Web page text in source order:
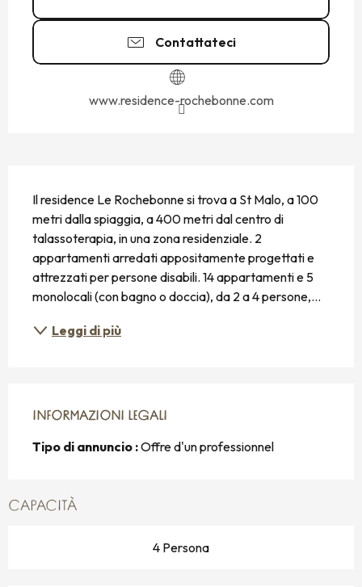
Contattateci
www.residence-rochebonne.com
Il residence Le Rochebonne si trova a St Malo, a 100
metri dalla spiaggia, a 400 metri dal centro di
talassoterapia, in una zona residenziale. 2
appartamenti arredati appositamente progettati e
attrezzati per persone disabili. 14 appartamenti e 5
monolocali (con bagno o doccia), da 2 a 4 persone,...
Leggi di più
INFORMAZIONI LEGALI
INFORMAZIONI LEGALI
Tipo di annuncio :Offre d'un professionnel
CAPACITÀ
4 Persona